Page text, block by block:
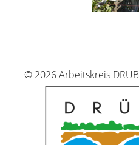
© 2026 Arbeitskreis